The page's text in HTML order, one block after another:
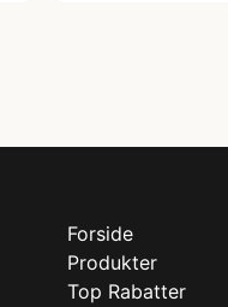
Forside
Produkter
Top Rabatter